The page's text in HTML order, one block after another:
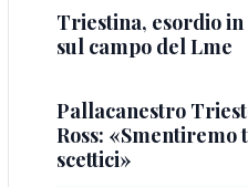
Triestina, esordio
sul campo del Lme
Pallacanestro
Ross: «Smentiremo
scettici»